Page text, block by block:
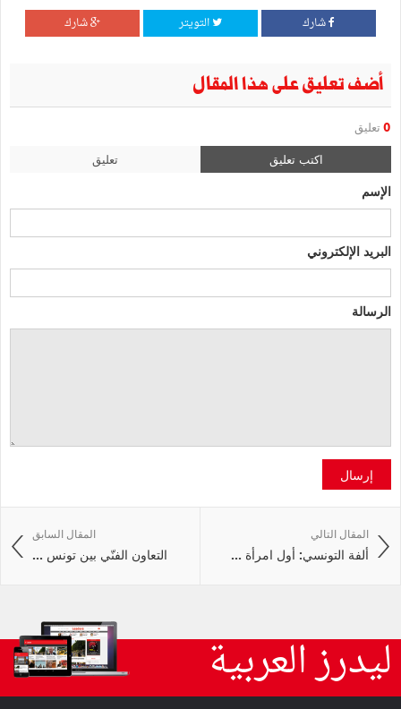
شارك التويتر شارك
أضف تعليق على هذا المقال
0 تعليق
اكتب تعليق تعليق
الإسم
البريد الإلكتروني
الرسالة
إرسال
المقال السابق
التعاون الفنّي بين تونس ...
المقال التالي
ألفة التونسي: أول امرأة ...
ليدرز العربية